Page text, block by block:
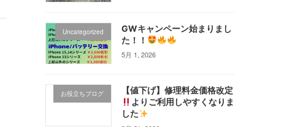
Uncategorized
GWキャンペーン始まりまし
た！！
5月 1, 2026
お役立ちブログ
【値下げ】修理料金価格改定
よりご利用しやすくなりま
した